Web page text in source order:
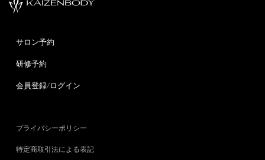
サロン予約
研修予約
会員登録/ログイン
プライバシーポリシー
特定商取引法による表記